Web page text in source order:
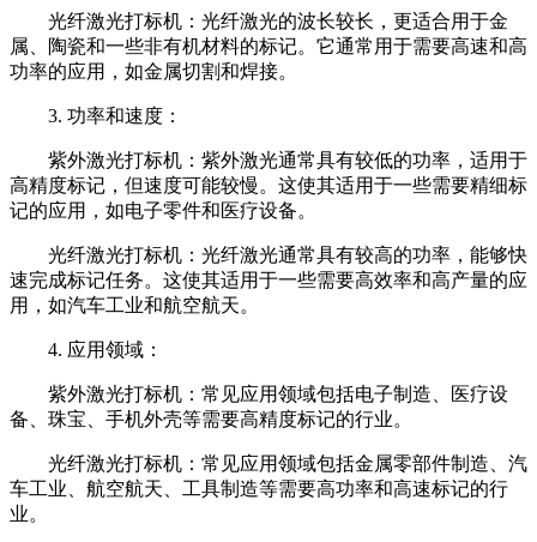
光纤激光打标机：光纤激光的波长较长，更适合用于金
属、陶瓷和一些非有机材料的标记。它通常用于需要高速和高
功率的应用，如金属切割和焊接。
3. 功率和速度：
紫外激光打标机：紫外激光通常具有较低的功率，适用于
高精度标记，但速度可能较慢。这使其适用于一些需要精细标
记的应用，如电子零件和医疗设备。
光纤激光打标机：光纤激光通常具有较高的功率，能够快
速完成标记任务。这使其适用于一些需要高效率和高产量的应
用，如汽车工业和航空航天。
4. 应用领域：
紫外激光打标机：常见应用领域包括电子制造、医疗设
备、珠宝、手机外壳等需要高精度标记的行业。
光纤激光打标机：常见应用领域包括金属零部件制造、汽
车工业、航空航天、工具制造等需要高功率和高速标记的行
业。